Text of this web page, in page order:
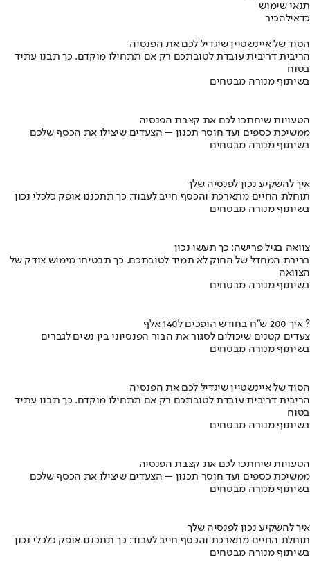
תנאי שימוש
כדאילהכיר
הסוד של איינשטיין שיגדיל לכם את הפנסיה
הריבית דריבית עובדת לטובתכם רק אם תתחילו מוקדם. כך תבנו עתיד
בטוח
בשיתוף מנורה מבטחים
הטעויות שיחתכו לכם את קצבת הפנסיה
ממשיכת כספים ועד חוסר תכנון – הצעדים שיצילו את הכסף שלכם
בשיתוף מנורה מבטחים
איך להשקיע נכון לפנסיה שלך
תוחלת החיים מתארכת והכסף חייב לעבוד: כך תתכננו אופק כלכלי נכון
בשיתוף מנורה מבטחים
צוואה בגיל פרישה: כך תעשו נכון
ברירת המחדל של החוק לא תמיד לטובתכם. כך תבטיחו מימוש צודק של
הצוואה
בשיתוף מנורה מבטחים
איך 200 ש"ח בחודש הופכים ל140 אלף ?
צעדים קטנים שיכולים לסגור את הבור הפנסיוני בין נשים לגברים
בשיתוף מנורה מבטחים
הסוד של איינשטיין שיגדיל לכם את הפנסיה
הריבית דריבית עובדת לטובתכם רק אם תתחילו מוקדם. כך תבנו עתיד
בטוח
בשיתוף מנורה מבטחים
הטעויות שיחתכו לכם את קצבת הפנסיה
ממשיכת כספים ועד חוסר תכנון – הצעדים שיצילו את הכסף שלכם
בשיתוף מנורה מבטחים
איך להשקיע נכון לפנסיה שלך
תוחלת החיים מתארכת והכסף חייב לעבוד: כך תתכננו אופק כלכלי נכון
בשיתוף מנורה מבטחים